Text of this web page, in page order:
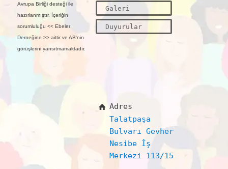
Avrupa Birliği desteği ile
hazırlanmıştır. İçeriğin
sorumluluğu << Ebeler
Derneğine >> aittir ve AB'nin
görüşlerini yansıtmamaktadır.
Galeri
Duyurular
Adres
Talatpaşa
Bulvarı Gevher
Nesibe İş
Merkezi 113/15